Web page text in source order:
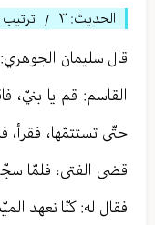
الحديث: ٣ / ترتيب
قال سليمان
القاسم: قم يا بنيّ،
حتّى تستتمّها، فقرأ،
قضى الفتى، فلمّا
فقال له: كنّا نعهد